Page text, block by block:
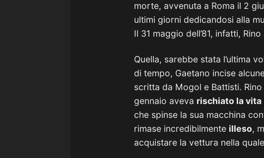
morte, avvenuta a Roma il 2
ultimi giorni dedicandosi alla
Il 31 maggio dell’81, infatti,
Quella, sarebbe stata l’ultima
di tempo, Gaetano incise
scritta da Mogol e Battisti. Rino
gennaio aveva rischiato la vita
che spinse la sua macchina
rimase incredibilmente illeso,
acquistare la vettura nella